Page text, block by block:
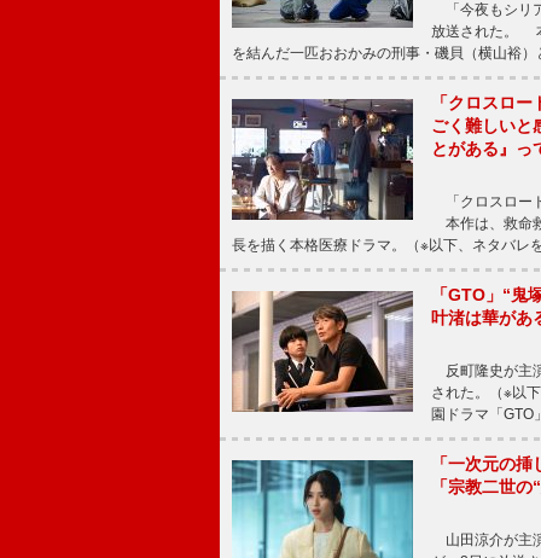
「今夜もシリ
放送された。
を結んだ一匹おおかみの刑事・磯貝（横山裕
「クロスロ
ごく難しいと
とがある』っ
「クロスロー
本作は、救命
長を描く本格医療ドラマ。（※以下、ネタバ
「GTO」“鬼
叶渚は華があ
反町隆史が主
された。（※以
園ドラマ「
「一次元の
「宗教二世
山田涼介が主